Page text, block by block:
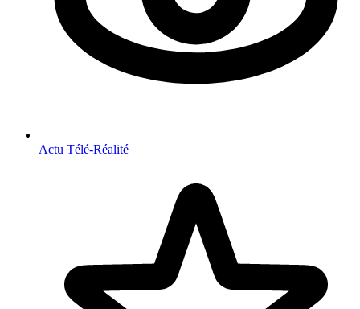
Actu Télé-Réalité